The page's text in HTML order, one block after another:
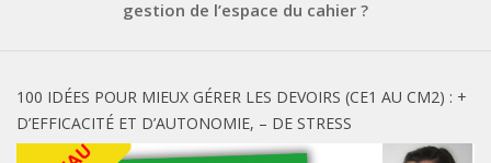
gestion de l’espace du cahier ?
100 IDÉES POUR MIEUX GÉRER LES DEVOIRS (CE1 AU CM2) : +
D’EFFICACITÉ ET D’AUTONOMIE, – DE STRESS